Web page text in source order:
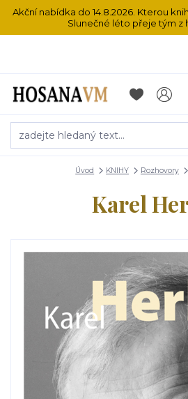
Akční nabídka do 14.8.2026. Kterou
Slunečné léto přeje tým z
Úvod KNIHY Rozhovory
Karel